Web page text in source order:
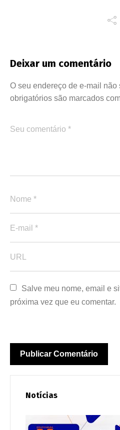
Deixar um comentário
O seu endereço de e-mail não
obrigatórios são marcados
Salve meu nome, email e
próxima vez que eu comentar.
Notícias